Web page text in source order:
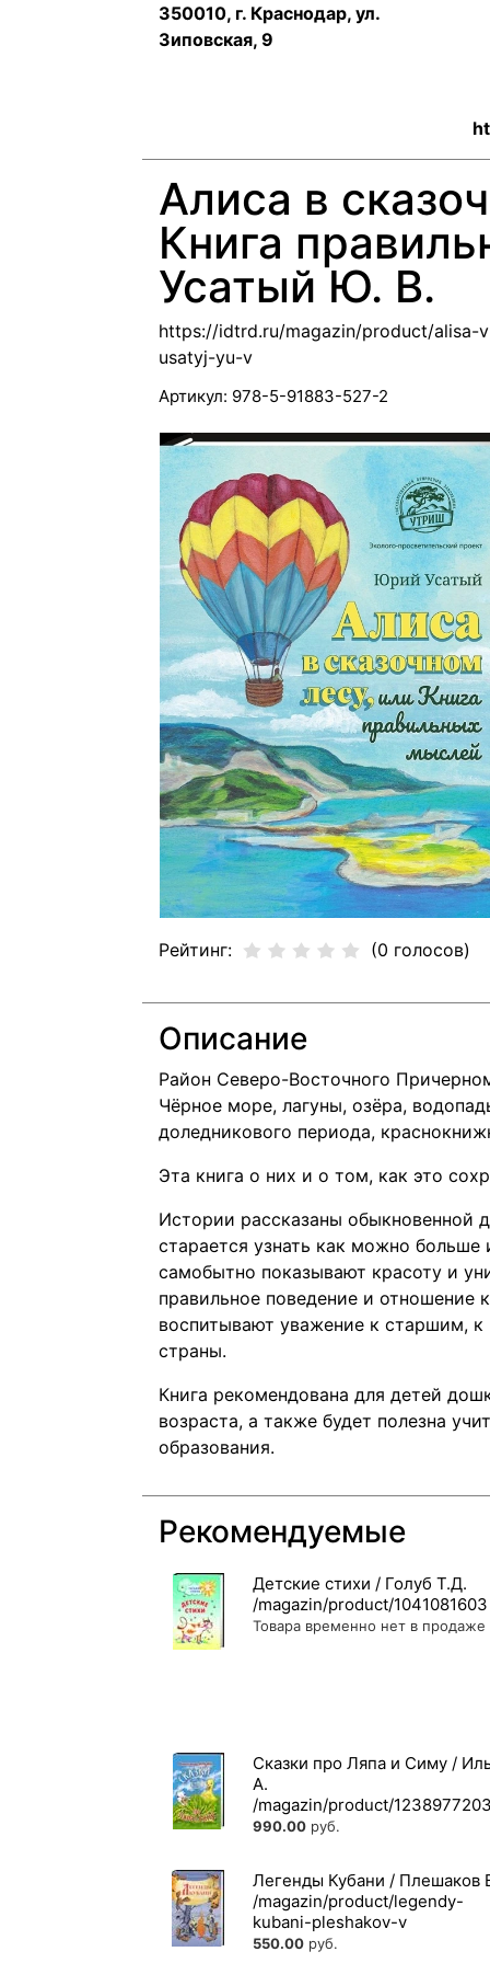
350010, г. Краснодар, ул.
Зиповская, 9
Алиса в
Книга
Усатый Ю. В.
https://idtrd.ru/magazin/product/alisa-
usatyj-yu-v
Артикул: 978-5-91883-527-2
Рейтинг: (0 голосов)
Описание
Район Северо-Восточного
Чёрное море, лагуны, озёра,
доледникового периода,
Эта книга о них и о том, как это
Истории рассказаны обыкновенной
старается узнать как можно
самобытно показывают красоту и
правильное поведение и
воспитывают уважение к старшим,
страны.
Книга рекомендована для детей
возраста, а также будет полезна
образования.
Рекомендуемые
Детские стихи / Голуб Т.Д.
Товара временно нет в продаже
Сказки про Ляпа и Симу /
А.
990.00 руб.
Легенды Кубани / Плешаков
550.00 руб.